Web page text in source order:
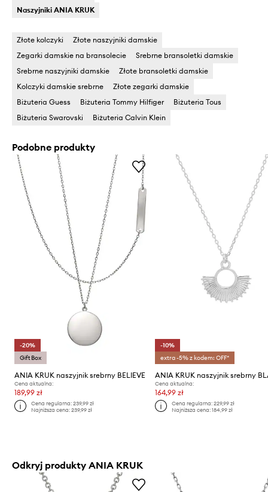
Naszyjniki ANIA KRUK
Złote kolczyki
Złote naszyjniki damskie
Zegarki damskie na bransolecie
Srebrne bransoletki damskie
Srebrne naszyjniki damskie
Złote bransoletki damskie
Kolczyki damskie srebrne
Złote zegarki damskie
Biżuteria Guess
Biżuteria Tommy Hilfiger
Biżuteria Tous
Biżuteria Swarovski
Biżuteria Calvin Klein
Podobne produkty
-20%
Gift Box
ANIA KRUK naszyjnik srebrny BELIEVE
Cena aktualna:
189,99 zł
Cena regularna:239,99 zł
Najniższa cena:239,99 zł
-10%
extra -5% z kodem: OFF*
ANIA KRUK naszyjnik srebrny
Cena aktualna:
164,99 zł
Cena regularna: 229,99 zł
Najniższa cena: 184,99 zł
Odkryj produkty ANIA KRUK